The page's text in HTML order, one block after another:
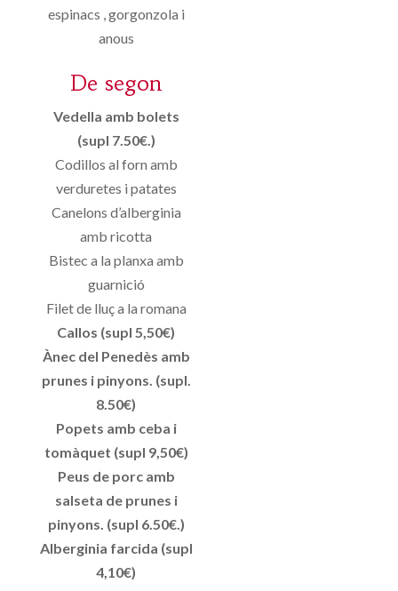
espinacs , gorgonzola i
anous
De segon
Vedella amb bolets
(supl 7.50€.)
Codillos al forn amb
verduretes i patates
Canelons d’alberginia
amb ricotta
Bistec a la planxa amb
guarnició
Filet de lluç a la romana
Callos (supl 5,50€)
Ànec del Penedès amb
prunes i pinyons. (supl.
8.50€)
Popets amb ceba i
tomàquet (supl 9,50€)
Peus de porc amb
salseta de prunes i
pinyons. (supl 6.50€.)
Alberginia farcida (supl
4,10€)